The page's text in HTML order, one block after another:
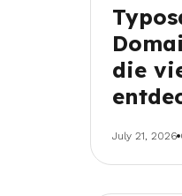
die
July 21, 2026